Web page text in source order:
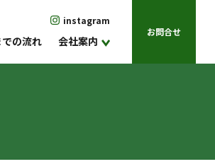
instagram
の流れ 会社案内
お問合せ